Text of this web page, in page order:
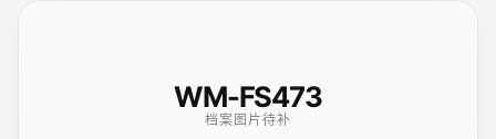
WM-FS473
档案图片待补